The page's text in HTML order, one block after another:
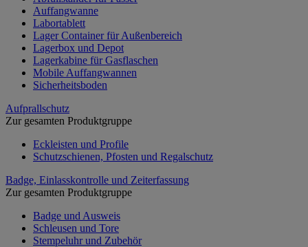
Auffangwanne
Labortablett
Lager Container für Außenbereich
Lagerbox und Depot
Lagerkabine für Gasflaschen
Mobile Auffangwannen
Sicherheitsboden
Aufprallschutz
Zur gesamten Produktgruppe
Eckleisten und Profile
Schutzschienen, Pfosten und Regalschutz
Badge, Einlasskontrolle und Zeiterfassung
Zur gesamten Produktgruppe
Badge und Ausweis
Schleusen und Tore
Stempeluhr und Zubehör